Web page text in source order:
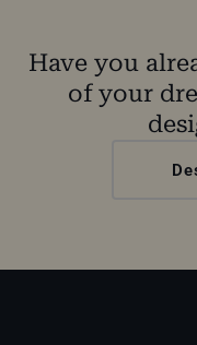
Have you
of your